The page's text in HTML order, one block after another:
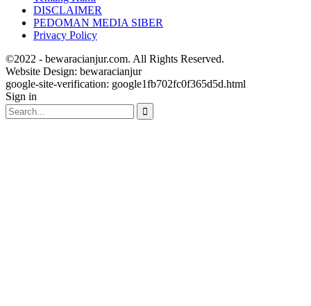
DISCLAIMER
PEDOMAN MEDIA SIBER
Privacy Policy
©2022 - bewaracianjur.com. All Rights Reserved.
Website Design: bewaracianjur
google-site-verification: google1fb702fc0f365d5d.html
Sign in